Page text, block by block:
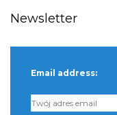
Newsletter
Email address: